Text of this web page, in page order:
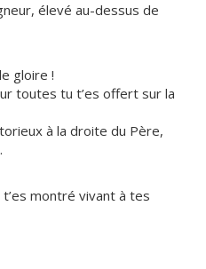
élevé au-dessus de
gloire !
toutes tu t’es offert sur la
à la droite du Père,
montré vivant à tes